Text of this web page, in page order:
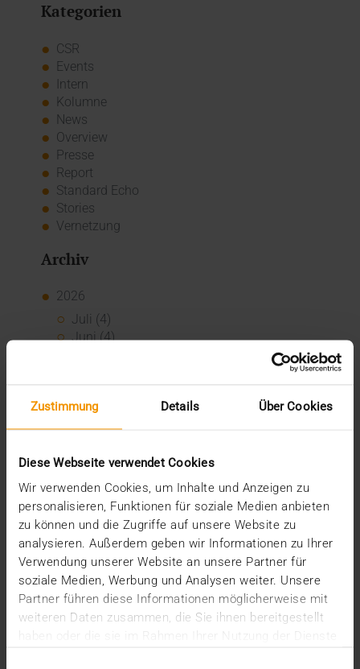
Zustimmung Details Über Cookies
Diese Webseite verwendet Cookies
Wir verwenden Cookies, um Inhalte und Anzeigen zu
personalisieren, Funktionen für soziale Medien anbieten
zu können und die Zugriffe auf unsere Website zu
analysieren. Außerdem geben wir Informationen zu Ihrer
Verwendung unserer Website an unsere Partner für
soziale Medien, Werbung und Analysen weiter. Unsere
Partner führen diese Informationen möglicherweise mit
weiteren Daten zusammen, die Sie ihnen bereitgestellt
Kategorien
CSR
Events
Intern
Kolumne
News
Overview
Presse
Report
Standard Echo
Stories
Vernetzung
Archiv
2026
Juli (4)
Juni (4)
Februar (2)
Januar (5)
Dezember (5)
November (3)
Oktober (2)
September (3)
August (3)
Juni (1)
Mai (2)
April (1)
März (2)